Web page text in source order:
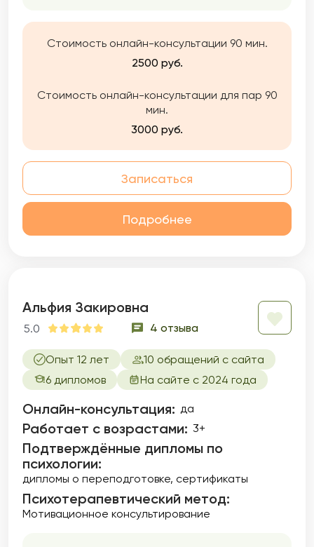
Стоимость онлайн-консультации 90 мин.
2500 руб.
Стоимость онлайн-консультации для пар 90
мин.
3000 руб.
Записаться
Подробнее
Альфия Закировна
5.0 4 отзыва
Опыт 12 лет
10 обращений с сайта
6 дипломов
На сайте с 2024 года
Онлайн-консультация: да
Работает с возрастами: 3+
Подтверждённые дипломы по
психологии:
дипломы о переподготовке сертификаты
Психотерапевтический метод:
Мотивационное консультирование